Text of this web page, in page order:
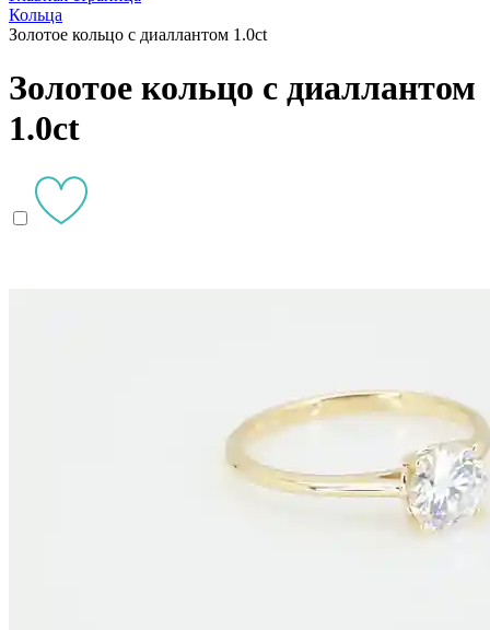
Кольца
Золотое кольцо с диаллантом 1.0ct
Золотое кольцо с диаллантом
1.0ct